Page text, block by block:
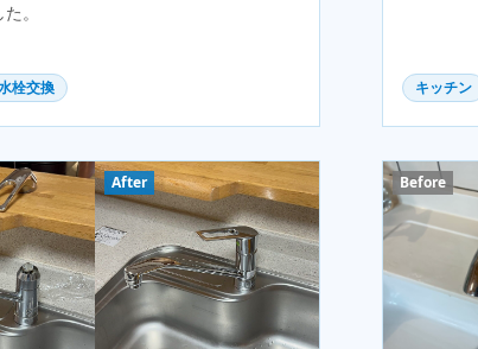
。
栓交換 キッチン
After Before